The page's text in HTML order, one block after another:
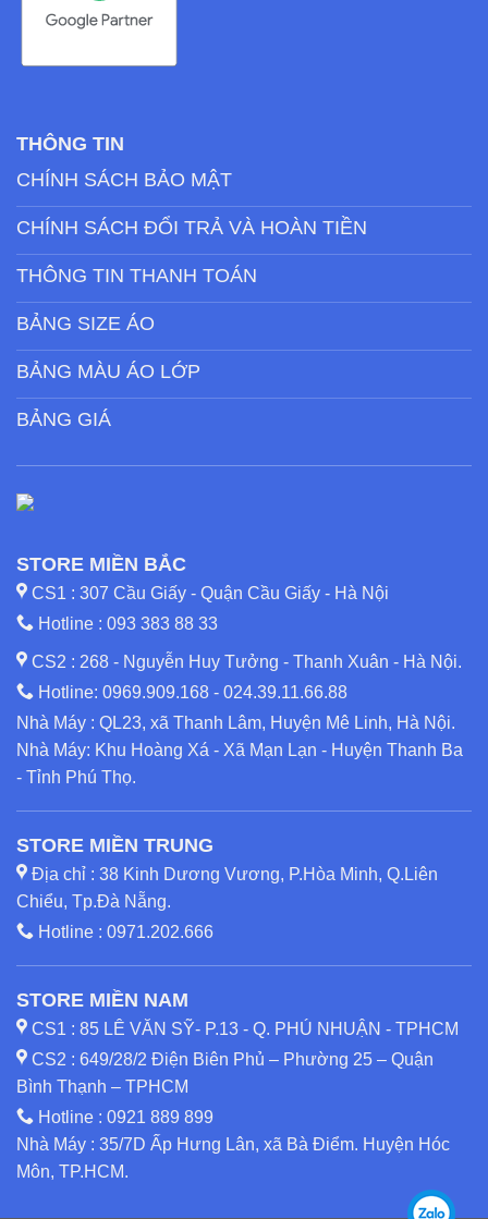
THÔNG TIN
CHÍNH SÁCH BẢO MẬT
CHÍNH SÁCH ĐỔI TRẢ VÀ HOÀN TIỀN
THÔNG TIN THANH TOÁN
BẢNG SIZE ÁO
BẢNG MÀU ÁO LỚP
BẢNG GIÁ
STORE MIỀN BẮC
CS1 : 307 Cầu Giấy - Quận Cầu Giấy - Hà Nội
Hotline : 093 383 88 33
CS2 : 268 - Nguyễn Huy Tưởng - Thanh Xuân - Hà Nội.
Hotline: 0969.909.168 - 024.39.11.66.88
Nhà Máy : QL23, xã Thanh Lâm, Huyện Mê Linh, Hà Nội.
Nhà Máy: Khu Hoàng Xá - Xã Mạn Lạn - Huyện Thanh Ba
- Tỉnh Phú Thọ.
STORE MIỀN TRUNG
Địa chỉ : 38 Kinh Dương Vương, P.Hòa Minh, Q.Liên
Chiểu, Tp.Đà Nẵng.
Hotline : 0971.202.666
STORE MIỀN NAM
CS1 : 85 LÊ VĂN SỸ- P.13 - Q. PHÚ NHUẬN - TPHCM
CS2 : 649/28/2 Điện Biên Phủ – Phường 25 – Quận
Bình Thạnh – TPHCM
Hotline : 0921 889 899
Nhà Máy : 35/7D Ấp Hưng Lân, xã Bà Điểm. Huyện Hóc
Môn, TP.HCM.